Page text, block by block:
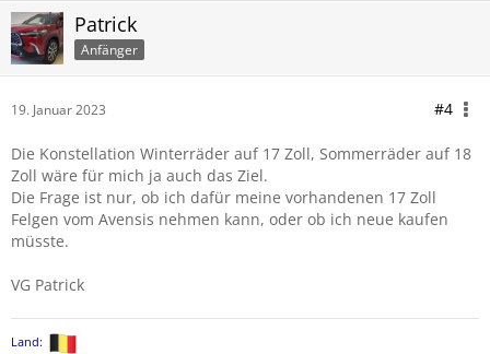
Patrick
Anfänger
19. Januar 2023 #4
Die Konstellation Winterräder auf 17 Zoll, Sommerräder auf 18
Zoll wäre für mich ja auch das Ziel.
Die Frage ist nur, ob ich dafür meine vorhandenen 17 Zoll
Felgen vom Avensis nehmen kann, oder ob ich neue kaufen
müsste.
VG Patrick
Land: